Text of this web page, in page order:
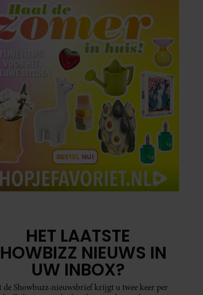
HET LAATSTE
NIEUWS IN
UW INBOX?
de Showbuzz-nieuwsbrief krijgt u twee keer per